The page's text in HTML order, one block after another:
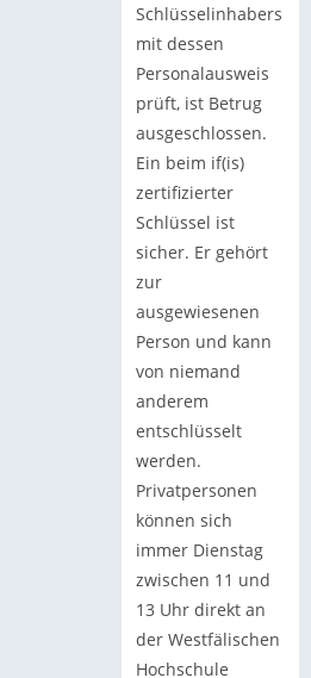
Schlüsselinhabers
mit dessen
Personalausweis
prüft, ist Betrug
ausgeschlossen.
Ein beim if(is)
zertifizierter
Schlüssel ist
sicher. Er gehört
zur
ausgewiesenen
Person und kann
von niemand
anderem
entschlüsselt
werden.
Privatpersonen
können sich
immer Dienstag
zwischen 11 und
13 Uhr direkt an
der Westfälischen
Hochschule